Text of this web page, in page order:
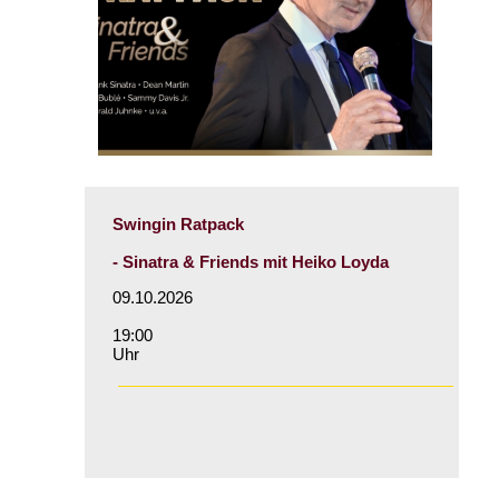
Swingin Ratpack
- Sinatra & Friends mit Heiko Loyda
09.10.2026
19:00
Uhr